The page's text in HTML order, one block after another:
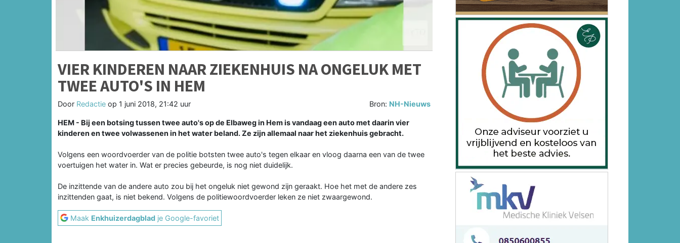
VIER KINDEREN NAAR ZIEKENHUIS NA ONGELUK MET
TWEE AUTO'S IN HEM
Door Redactie op 1 juni 2018, 21:42 uur Bron: NH-Nieuws
HEM - Bij een botsing tussen twee auto's op de Elbaweg in Hem is vandaag een auto met daarin vier
kinderen en twee volwassenen in het water beland. Ze zijn allemaal naar het ziekenhuis gebracht.
Volgens een woordvoerder van de politie botsten twee auto's tegen elkaar en vloog daarna een van de twee
voertuigen het water in. Wat er precies gebeurde, is nog niet duidelijk.
De inzittende van de andere auto zou bij het ongeluk niet gewond zijn geraakt. Hoe het met de andere zes
inzittenden gaat, is niet bekend. Volgens de politiewoordvoerder leken ze niet zwaargewond.
Maak Enkhuizerdagblad je Google-favoriet